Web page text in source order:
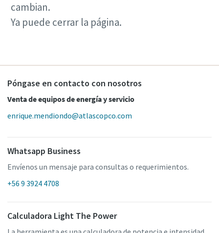
cambian.
Ya puede cerrar la página.
Póngase en contacto con nosotros
Venta de equipos de energía y servicio
enrique.mendiondo@atlascopco.com
Whatsapp Business
Envíenos un mensaje para consultas o requerimientos.
+56 9 3924 4708
Calculadora Light The Power